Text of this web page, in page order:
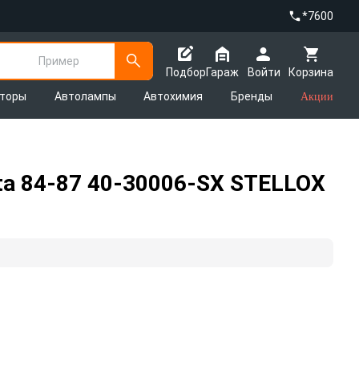
*7600
Пример
Подбор
Корзина
Гараж
Войти
Автолампы Автохимия Бренды Акции
84-87 40-30006-SX STELLOX